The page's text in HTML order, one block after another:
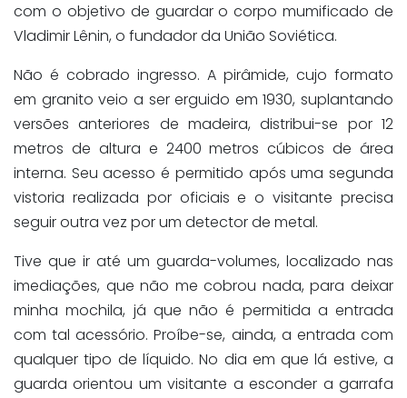
com o objetivo de guardar o corpo mumificado de
Vladimir Lênin, o fundador da União Soviética.
Não é cobrado ingresso. A pirâmide, cujo formato
em granito veio a ser erguido em 1930, suplantando
versões anteriores de madeira, distribui-se por 12
metros de altura e 2400 metros cúbicos de área
interna. Seu acesso é permitido após uma segunda
vistoria realizada por oficiais e o visitante precisa
seguir outra vez por um detector de metal.
Tive que ir até um guarda-volumes, localizado nas
imediações, que não me cobrou nada, para deixar
minha mochila, já que não é permitida a entrada
com tal acessório. Proíbe-se, ainda, a entrada com
qualquer tipo de líquido. No dia em que lá estive, a
guarda orientou um visitante a esconder a garrafa